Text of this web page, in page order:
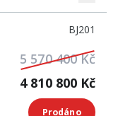
BJ201
5 570 400 Kč
4 810 800 Kč
Prodáno